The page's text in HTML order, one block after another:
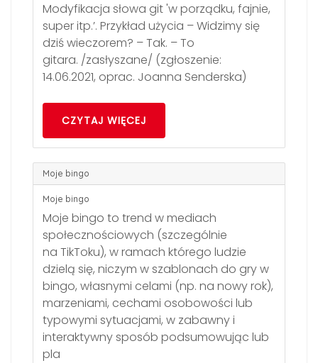
Modyfikacja słowa git 'w porządku, fajnie,
super itp.’. Przykład użycia – Widzimy się
dziś wieczorem? – Tak. – To
gitara. /zasłyszane/ (zgłoszenie:
14.06.2021, oprac. Joanna Senderska)
CZYTAJ WIĘCEJ
Moje bingo
Moje bingo
Moje bingo to trend w mediach
społecznościowych (szczególnie
na TikToku), w ramach którego ludzie
dzielą się, niczym w szablonach do gry w
bingo, własnymi celami (np. na nowy rok),
marzeniami, cechami osobowości lub
typowymi sytuacjami, w zabawny i
interaktywny sposób podsumowując lub
pla